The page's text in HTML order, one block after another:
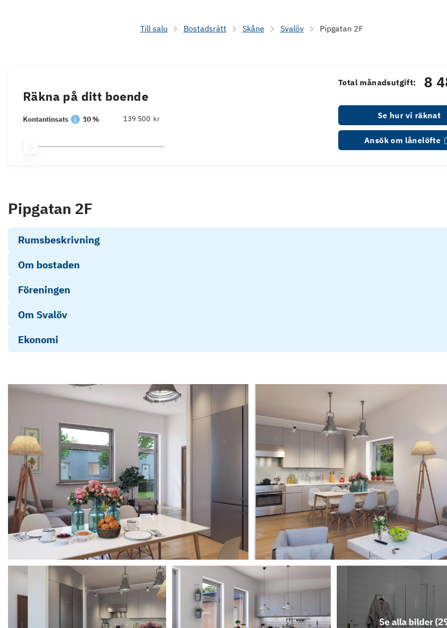
Till salu Bostadsrätt Skåne Svalöv Pipgatan 2F
Räkna på ditt boende
Kontantinsats 10 % kr
Total månadsutgift: 8
Se hur vi räknat
Ansök om lånelöfte
Pipgatan 2F
Rumsbeskrivning
Om bostaden
Föreningen
Om Svalöv
Ekonomi
Se alla bilder (